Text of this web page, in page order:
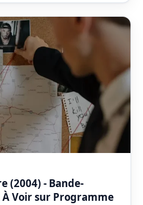
(2004) - Bande-
Voir sur Programme